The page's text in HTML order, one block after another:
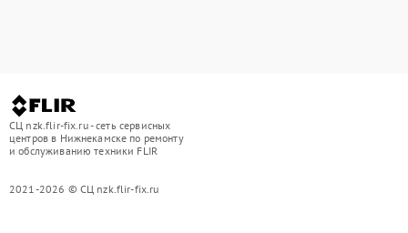
СЦ nzk.flir-fix.ru - сеть сервисных
центров в Нижнекамске по ремонту
и обслуживанию техники FLIR
2021-2026 © СЦ nzk.flir-fix.ru